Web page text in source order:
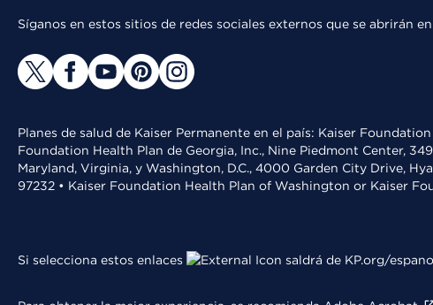
Síganos en estos sitios de redes sociales externos que se abrirán
Planes de salud de Kaiser Permanente en el país: Kaiser
Foundation Health Plan de Georgia, Inc., Nine Piedmont Center,
Maryland, Virginia, y Washington, D.C., 4000 Garden City Drive,
97232 • Kaiser Foundation Health Plan of Washington or Kaiser
Si selecciona estos enlaces saldrá de KP.org/